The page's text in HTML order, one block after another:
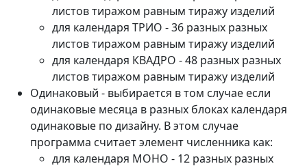
листов тиражом равным тиражу изделий
для календаря ТРИО - 36 разных разных
листов тиражом равным тиражу изделий
для календаря КВАДРО - 48 разных разных
листов тиражом равным тиражу изделий
Одинаковый - выбирается в том случае если
одинаковые месяца в разных блоках календаря
одинаковые по дизайну. В этом случае
программа считает элемент численника как:
для календаря МОНО - 12 разных разных